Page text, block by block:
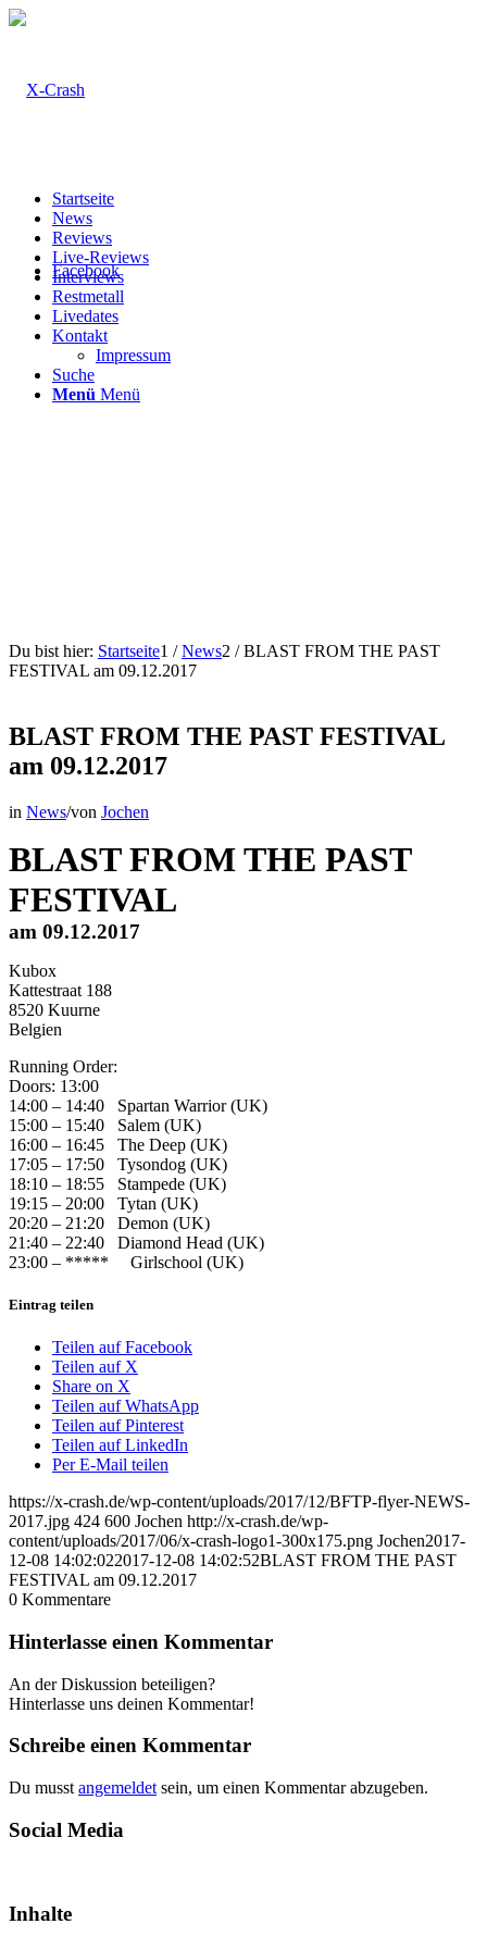
Facebook
Startseite
News
Reviews
Live-Reviews
Interviews
Restmetall
Livedates
Kontakt
Impressum
Suche
Menü Menü
Du bist hier: Startseite1 / News2 / BLAST FROM THE PAST
FESTIVAL am 09.12.2017
BLAST FROM THE PAST FESTIVAL
am 09.12.2017
in News/von Jochen
BLAST FROM THE PAST
FESTIVAL
am 09.12.2017
Kubox
Kattestraat 188
8520 Kuurne
Belgien
Running Order:
Doors: 13:00
14:00 – 14:40 Spartan Warrior (UK)
15:00 – 15:40 Salem (UK)
16:00 – 16:45 The Deep (UK)
17:05 – 17:50 Tysondog (UK)
18:10 – 18:55 Stampede (UK)
19:15 – 20:00 Tytan (UK)
20:20 – 21:20 Demon (UK)
21:40 – 22:40 Diamond Head (UK)
23:00 – ***** Girlschool (UK)
Eintrag teilen
Teilen auf Facebook
Teilen auf X
Share on X
Teilen auf WhatsApp
Teilen auf Pinterest
Teilen auf LinkedIn
Per E-Mail teilen
https://x-crash.de/wp-content/uploads/2017/12/BFTP-flyer-NEWS-
2017.jpg 424 600 Jochen http://x-crash.de/wp-
content/uploads/2017/06/x-crash-logo1-300x175.png Jochen2017-
12-08 14:02:022017-12-08 14:02:52BLAST FROM THE PAST
FESTIVAL am 09.12.2017
0 Kommentare
Hinterlasse einen Kommentar
An der Diskussion beteiligen?
Hinterlasse uns deinen Kommentar!
Schreibe einen Kommentar
Du musst angemeldet sein, um einen Kommentar abzugeben.
Social Media
Inhalte